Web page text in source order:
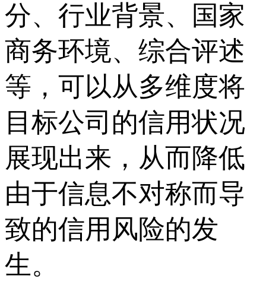
分、行业背景、国家
商务环境、综合评述
等，可以从多维度将
目标公司的信用状况
展现出来，从而降低
由于信息不对称而导
致的信用风险的发
生。